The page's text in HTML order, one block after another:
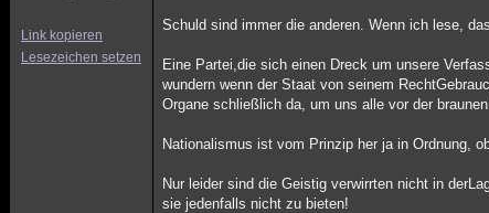
Link kopieren
Lesezeichen setzen
Schuld sind immer die anderen. Wenn ich lese,
Eine Partei,die sich einen Dreck um unsere
wundern wenn der Staat von seinem
Organe schließlich da, um uns alle vor der
Nationalismus ist vom Prinzip her ja in Ordnung,
Nur leider sind die Geistig verwirrten nicht in
sie jedenfalls nicht zu bieten!